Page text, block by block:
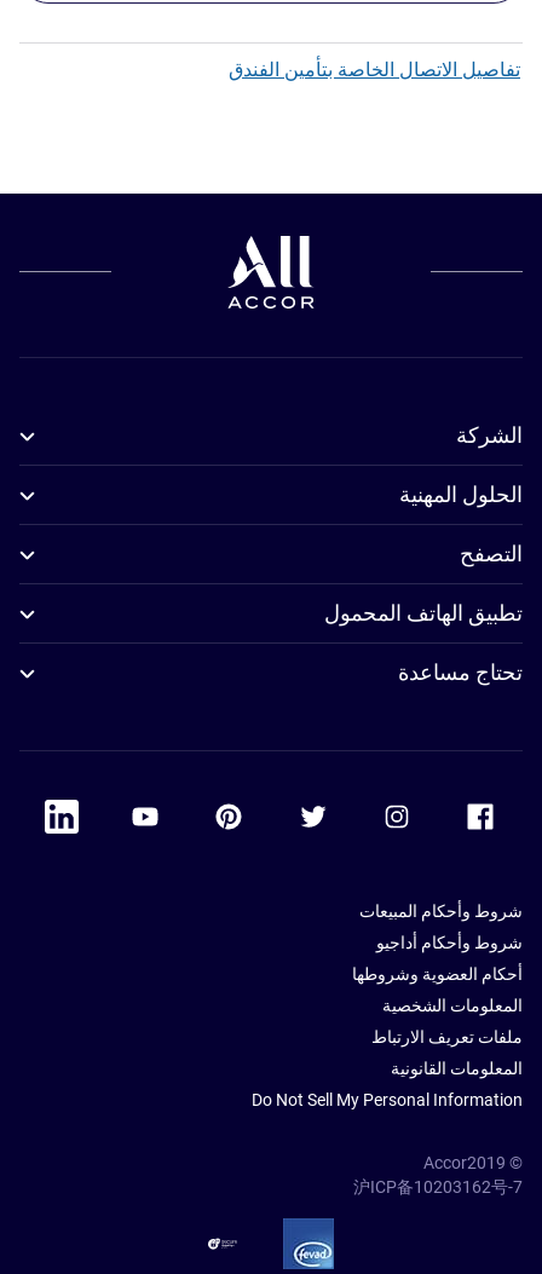
تفاصيل الاتصال الخاصة بتأمين الفندق
الشركة
الحلول المهنية
التصفح
تطبيق الهاتف المحمول
تحتاج مساعدة
Accor Youtube
Linkedin
شروط وأحكام المبيعات
شروط وأحكام أداجيو
أحكام العضوية وشروطها
المعلومات الشخصية
ملفات تعريف الارتباط
المعلومات القانونية
Do Not Sell My Personal Information
© Accor2019
沪ICP备10203162号-7